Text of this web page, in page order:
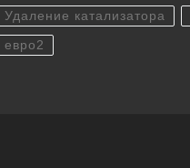
Удаление катализатора
евро2